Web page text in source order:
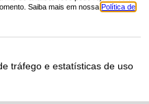
de empate nos
terceiros?
definir os melhores